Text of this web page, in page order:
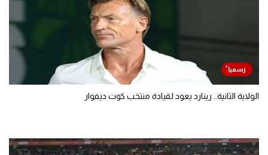
الولاية الثانية.. رينارد يعود لقيادة منتخب كوت ديفوار